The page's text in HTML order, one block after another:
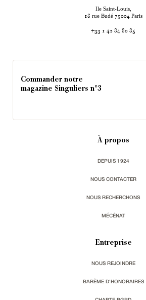
Ile Saint-Louis,
18 rue Budé 75004 Paris
+33 1 42 84 80 85
Commander notre
magazine Singuliers n°3
À propos
DEPUIS 1924
NOUS CONTACTER
NOUS RECHERCHONS
MÉCÉNAT
Entreprise
NOUS REJOINDRE
BARÈME D'HONORAIRES